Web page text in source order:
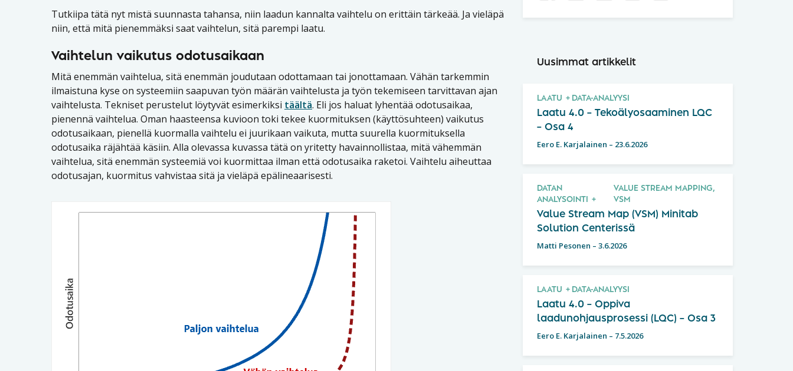
Tutkiipa tätä nyt mistä suunnasta tahansa, niin laadun kannalta vaihtelu on erittäin tärkeää. Ja vieläpä
niin, että mitä pienemmäksi saat vaihtelun, sitä parempi laatu.
Vaihtelun vaikutus odotusaikaan
Mitä enemmän vaihtelua, sitä enemmän joudutaan odottamaan tai jonottamaan. Vähän tarkemmin
ilmaistuna kyse on systeemiin saapuvan työn määrän vaihtelusta ja työn tekemiseen tarvittavan ajan
vaihtelusta. Tekniset perustelut löytyvät esimerkiksi täältä. Eli jos haluat lyhentää odotusaikaa,
pienennä vaihtelua. Oman haasteensa kuvioon toki tekee kuormituksen (käyttösuhteen) vaikutus
odotusaikaan, pienellä kuormalla vaihtelu ei juurikaan vaikuta, mutta suurella kuormituksella
odotusaika räjähtää käsiin. Alla olevassa kuvassa tätä on yritetty havainnollistaa, mitä vähemmän
vaihtelua, sitä enemmän systeemiä voi kuormittaa ilman että odotusaika raketoi. Vaihtelu aiheuttaa
odotusajan, kuormitus vahvistaa sitä ja vieläpä epälineaarisesti.
Uusimmat artikkelit
LAATU DATA-ANALYYSI
Laatu 4.0 – Tekoälyosaaminen LQC
– Osa 4
Eero E. Karjalainen – 23.6.2026
DATAN
ANALYSOINTI
VALUE STREAM MAPPING,
VSM
Value Stream Map (VSM) Minitab
Solution Centerissä
Matti Pesonen – 3.6.2026
LAATU DATA-ANALYYSI
Laatu 4.0 – Oppiva
laadunohjausprosessi (LQC) – Osa 3
Eero E. Karjalainen – 7.5.2026